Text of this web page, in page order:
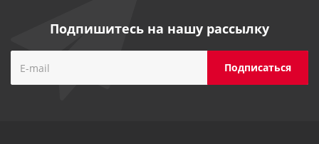
Подпишитесь на нашу рассылку